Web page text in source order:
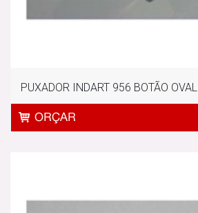
PUXADOR INDART 956 BOTÃO OVAL